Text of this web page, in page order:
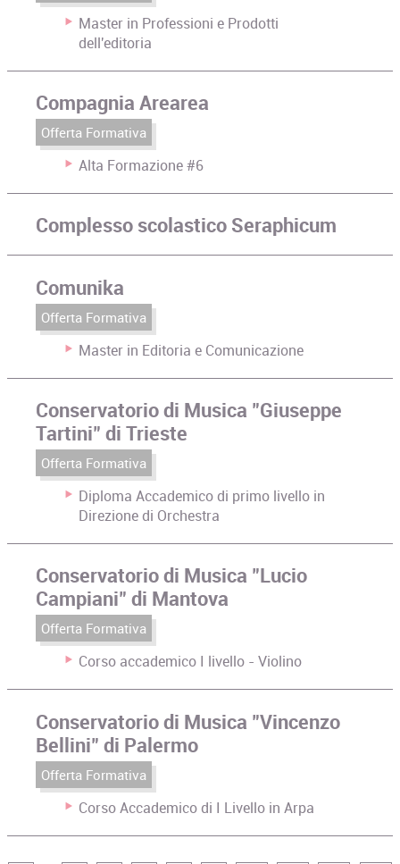
Master in Professioni e Prodotti
dell'editoria
Compagnia Arearea
Offerta Formativa
Alta Formazione #6
Complesso scolastico Seraphicum
Comunika
Offerta Formativa
Master in Editoria e Comunicazione
Conservatorio di Musica "Giuseppe
Tartini" di Trieste
Offerta Formativa
Diploma Accademico di primo livello in
Direzione di Orchestra
Conservatorio di Musica "Lucio
Campiani" di Mantova
Offerta Formativa
Corso accademico I livello - Violino
Conservatorio di Musica "Vincenzo
Bellini" di Palermo
Offerta Formativa
Corso Accademico di I Livello in Arpa